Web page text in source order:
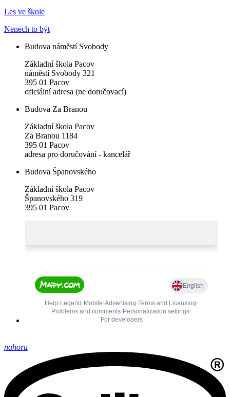
Les ve škole
Nenech to být
Budova náměstí Svobody
Základní škola Pacov
náměstí Svobody 321
395 01 Pacov
oficiální adresa (ne doručovací)
Budova Za Branou
Základní škola Pacov
Za Branou 1184
395 01 Pacov
adresa pro doručování - kancelář
Budova Španovského
Základní škola Pacov
Španovského 319
395 01 Pacov
nahoru